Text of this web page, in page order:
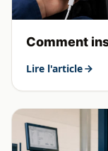
Comment
Lire l'article